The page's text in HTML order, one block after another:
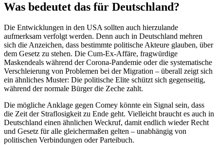
Was bedeutet das für Deutschland?
Die Entwicklungen in den USA sollten auch hierzulande
aufmerksam verfolgt werden. Denn auch in Deutschland mehren
sich die Anzeichen, dass bestimmte politische Akteure glauben, über
dem Gesetz zu stehen. Die Cum-Ex-Affäre, fragwürdige
Maskendeals während der Corona-Pandemie oder die systematische
Verschleierung von Problemen bei der Migration – überall zeigt sich
ein ähnliches Muster: Die politische Elite schützt sich gegenseitig,
während der normale Bürger die Zeche zahlt.
Die mögliche Anklage gegen Comey könnte ein Signal sein, dass
die Zeit der Straflosigkeit zu Ende geht. Vielleicht braucht es auch in
Deutschland einen ähnlichen Weckruf, damit endlich wieder Recht
und Gesetz für alle gleichermaßen gelten – unabhängig von
politischen Verbindungen oder Parteibuch.